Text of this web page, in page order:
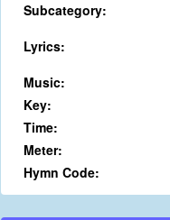
Subcategory:
Lyrics:
Music:
Key:
Time:
Meter:
Hymn Code: